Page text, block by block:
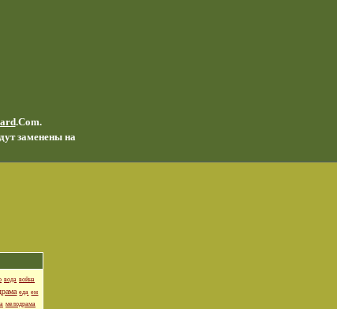
.Com.
заменены на
вода война
еда ем
мелодрама